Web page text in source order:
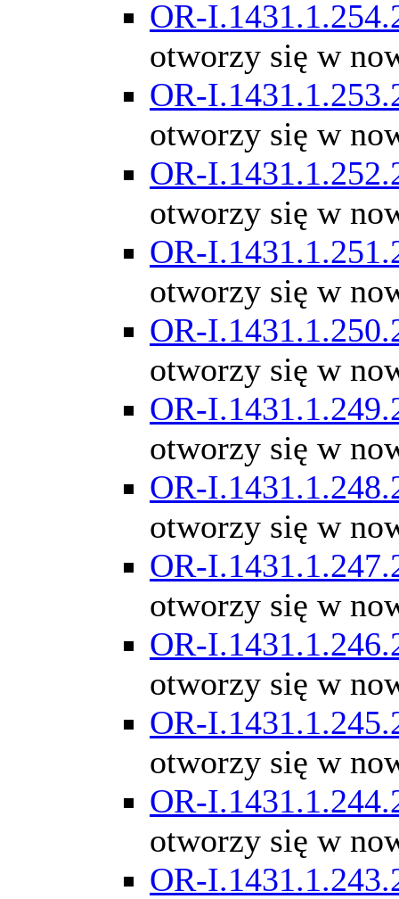
OR-
otworzy się w
OR-
otworzy się w
OR-
otworzy się w
OR-
otworzy się w
OR-
otworzy się w
OR-
otworzy się w
OR-
otworzy się w
OR-
otworzy się w
OR-
otworzy się w
OR-
otworzy się w
OR-
otworzy się w
OR-